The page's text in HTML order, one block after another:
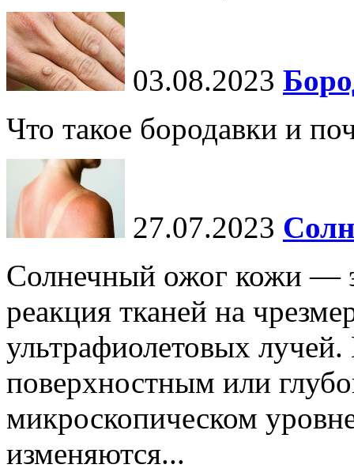
03.08.2023
Что такое бородавки и
27.07.2023
Солнечный ожог кожи —
реакция тканей на
ультрафиолетовых
поверхностным или
микроскопическом
изменяются...